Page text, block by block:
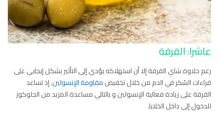
عاشرا: القرفة
رغم حلاوة شاي القرفة إلا أن استهلاكه يؤدي إلى التأثير بشكل إيجابي على
قراءات السُكر في الدم من خلال تخفيضمقاومة الإنسولين. إذ تساعد
القرفة على زيادة فعالية الإنسولين و بالتالي مساعدة المزيد من الجلوكوز
للدخول إلى داخل الخلايا.